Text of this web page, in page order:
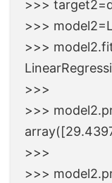
>>>
>>>
>>>
>>>
>>>
>>>
>>>